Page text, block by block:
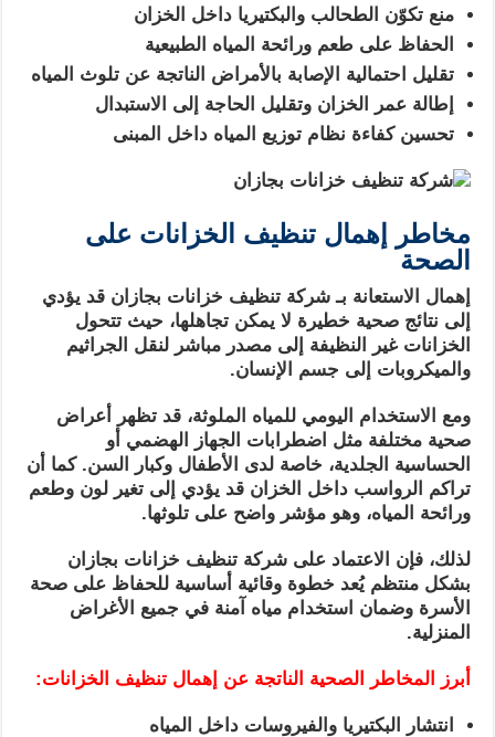
منع تكوّن الطحالب والبكتيريا داخل الخزان
الحفاظ على طعم ورائحة المياه الطبيعية
تقليل احتمالية الإصابة بالأمراض الناتجة عن تلوث المياه
إطالة عمر الخزان وتقليل الحاجة إلى الاستبدال
تحسين كفاءة نظام توزيع المياه داخل المبنى
مخاطر إهمال تنظيف الخزانات على
الصحة
إهمال الاستعانة بـ شركة تنظيف خزانات بجازان قد يؤدي
إلى نتائج صحية خطيرة لا يمكن تجاهلها، حيث تتحول
الخزانات غير النظيفة إلى مصدر مباشر لنقل الجراثيم
والميكروبات إلى جسم الإنسان.
ومع الاستخدام اليومي للمياه الملوثة، قد تظهر أعراض
صحية مختلفة مثل اضطرابات الجهاز الهضمي أو
الحساسية الجلدية، خاصة لدى الأطفال وكبار السن. كما أن
تراكم الرواسب داخل الخزان قد يؤدي إلى تغير لون وطعم
ورائحة المياه، وهو مؤشر واضح على تلوثها.
لذلك، فإن الاعتماد على شركة تنظيف خزانات بجازان
بشكل منتظم يُعد خطوة وقائية أساسية للحفاظ على صحة
الأسرة وضمان استخدام مياه آمنة في جميع الأغراض
المنزلية.
أبرز المخاطر الصحية الناتجة عن إهمال تنظيف الخزانات:
انتشار البكتيريا والفيروسات داخل المياه